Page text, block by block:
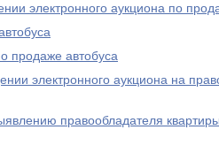
электронного аукциона по
продаже автобуса
электронного аукциона на
правообладателя